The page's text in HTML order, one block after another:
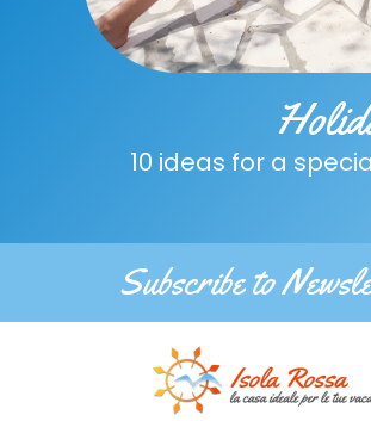
10 ideas for a
Subscribe to